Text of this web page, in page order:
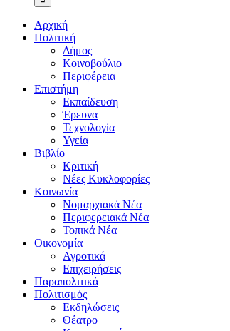
Αρχική
Πολιτική
Δήμος
Κοινοβούλιο
Περιφέρεια
Επιστήμη
Εκπαίδευση
Έρευνα
Τεχνολογία
Υγεία
Βιβλίο
Κριτική
Νέες Κυκλοφορίες
Κοινωνία
Νομαρχιακά Νέα
Περιφερειακά Νέα
Τοπικά Νέα
Οικονομία
Αγροτικά
Επιχειρήσεις
Παραπολιτικά
Πολιτισμός
Εκδηλώσεις
Θέατρο